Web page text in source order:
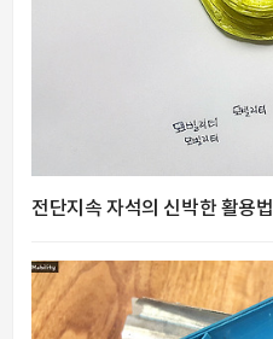
전단지속 자석의 신박한 활용법